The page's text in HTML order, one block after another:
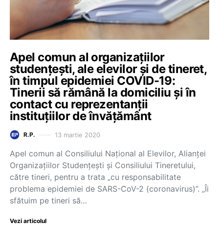
Apel comun al organizațiilor
studențești, ale elevilor și de tineret,
în timpul epidemiei COVID-19:
Tinerii să rămână la domiciliu și în
contact cu reprezentanții
instituțiilor de învățământ
R.P. 13 martie 2020
Apel comun al Consiliului Național al Elevilor, Alianței
Organizațiilor Studențești și Consiliului Tineretului,
către tineri, pentru a trata „cu responsabilitate
problema epidemiei de SARS-CoV-2 (coronavirus)”. „Îi
sfătuim pe tineri să…
Vezi articolul